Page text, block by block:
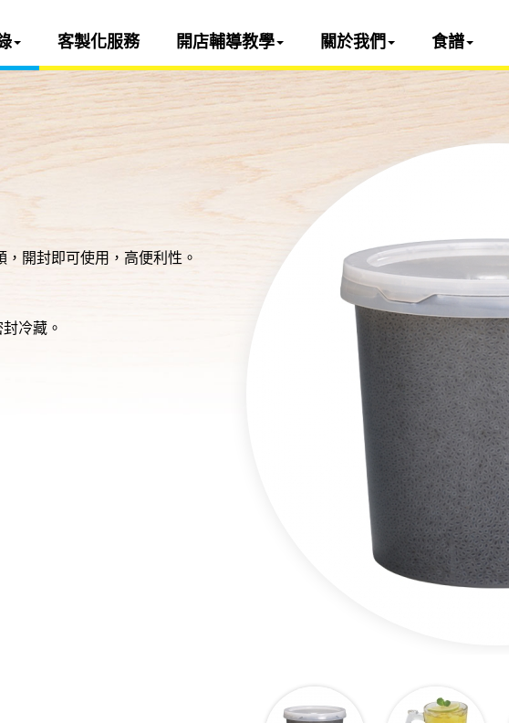
客製化服務 開店輔導教學 關於我們 食譜
開封即可使用，高便利性。
冷藏。